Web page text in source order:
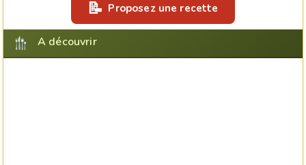
Proposez une recette
A découvrir